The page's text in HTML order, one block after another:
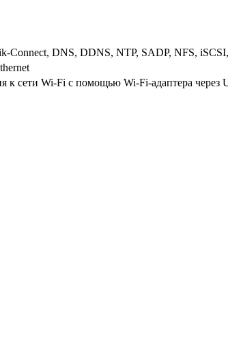
Connect, DNS, DDNS, NTP, SADP, NFS,
к сети Wi-Fi с помощью Wi-Fi-адаптера через